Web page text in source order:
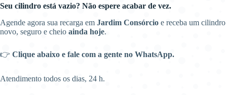
Seu cilindro está vazio? Não espere acabar de vez.
Agende agora sua recarga em Jardim Consórcio e receba um cilindro
novo, seguro e cheio ainda hoje.
👉 Clique abaixo e fale com a gente no WhatsApp.
Atendimento todos os dias, 24 h.